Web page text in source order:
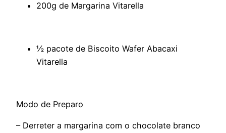
200g de Margarina Vitarella
½ pacote de Biscoito Wafer Abacaxi
Vitarella
Modo de Preparo
– Derreter a margarina com o chocolate branco